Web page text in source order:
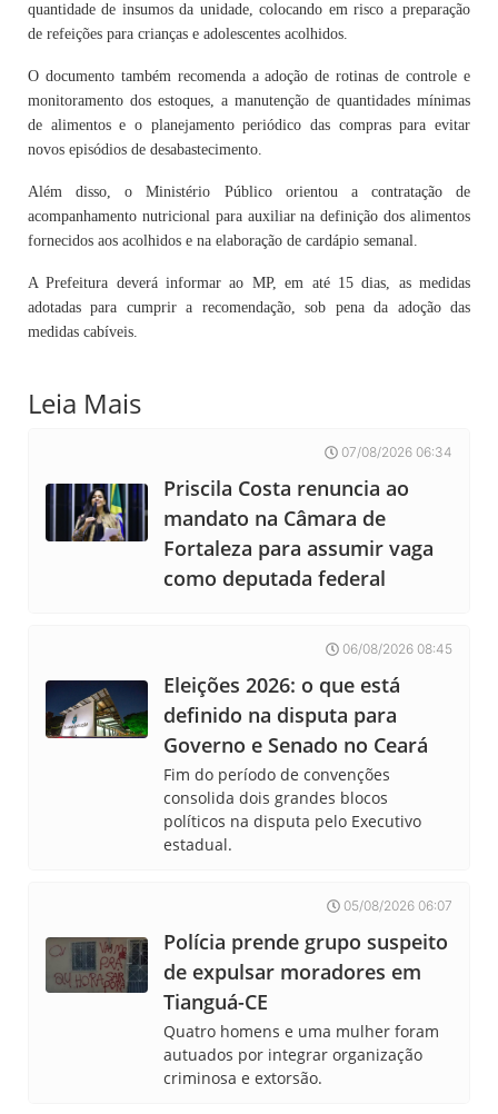
quantidade de insumos da unidade, colocando em risco a preparação
de refeições para crianças e adolescentes acolhidos.
O documento também recomenda a adoção de rotinas de controle e
monitoramento dos estoques, a manutenção de quantidades mínimas
de alimentos e o planejamento periódico das compras para evitar
novos episódios de desabastecimento.
Além disso, o Ministério Público orientou a contratação de
acompanhamento nutricional para auxiliar na definição dos alimentos
fornecidos aos acolhidos e na elaboração de cardápio semanal.
A Prefeitura deverá informar ao MP, em até 15 dias, as medidas
adotadas para cumprir a recomendação, sob pena da adoção das
medidas cabíveis.
Leia Mais
07/08/2026 06:34
Priscila Costa renuncia ao
mandato na Câmara de
Fortaleza para assumir vaga
como deputada federal
06/08/2026 08:45
Eleições 2026: o que está
definido na disputa para
Governo e Senado no Ceará
Fim do período de convenções
consolida dois grandes blocos
políticos na disputa pelo Executivo
estadual.
05/08/2026 06:07
Polícia prende grupo suspeito
de expulsar moradores em
Tianguá-CE
Quatro homens e uma mulher foram
autuados por integrar organização
criminosa e extorsão.